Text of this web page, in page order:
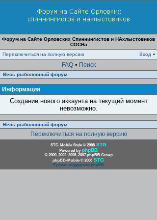
Форум на Сайте Орловских Спиннингистов и НАхлыстовиков
СОСНа
Переключиться на полную версию
Вход •
FAQ • Поиск
Весь рыболовный форум
Информация
Создание нового аккаунта на текущий момент
невозможно.
Весь рыболовный форум
Переключиться на полную версию
STG-Mobile Style © 2008 STG
Powered by phpBB
© 2000, 2002, 2005, 2007 phpBB Group
phpBB-Mobile © 2008 STG
Русская поддержка phpBB